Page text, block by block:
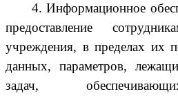
4. Информационное
предоставление
учреждения, в пределах их
данных, параметров,
задач,